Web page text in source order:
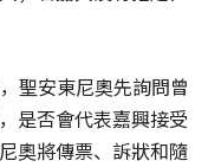
聖安東尼奧先詢問曾
是否會代表嘉興接受
奧將傳票、訴狀和隨